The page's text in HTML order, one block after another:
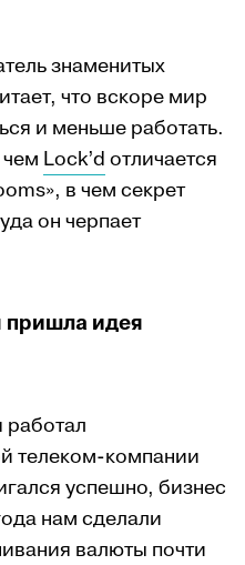
знаменитых
что вскоре мир
и меньше работать.
Lock’d отличается
в чем секрет
он черпает
пришла идея
работал
телеком-компании
успешно, бизнес
нам сделали
валюты почти